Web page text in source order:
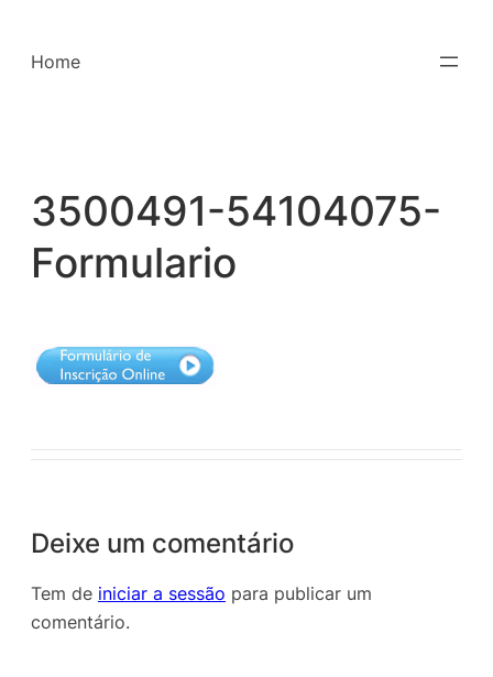
para
Home
3500491-54104075-
Formulario
Deixe um comentário
Tem de iniciar a sessão para publicar um
comentário.